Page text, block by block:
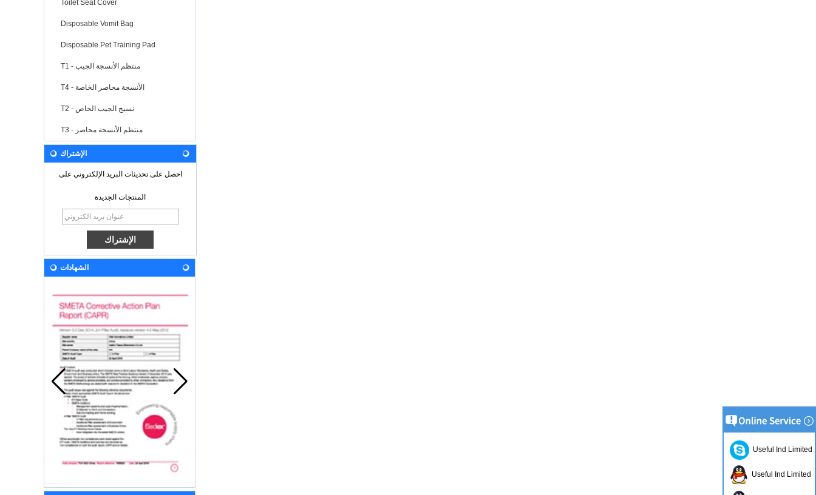
Toilet Seat Cover
Disposable Vomit Bag
Disposable Pet Training Pad
T1 - منتظم الأنسجة الجيب
T4 - الأنسجة محاصر الخاصة
T2 - نسيج الجيب الخاص
T3 - منتظم الأنسجة محاصر
الإشتراك
احصل على تحديثات البريد الإلكتروني على
المنتجات الجديدة
الشهادات
Useful Ind Limited
Useful Ind Limited